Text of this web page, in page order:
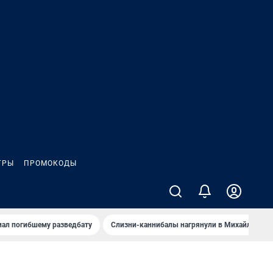
ПРОМОКОДЫ
погибшему разведбату Слизни-каннибалы нагрянули в Михайлов